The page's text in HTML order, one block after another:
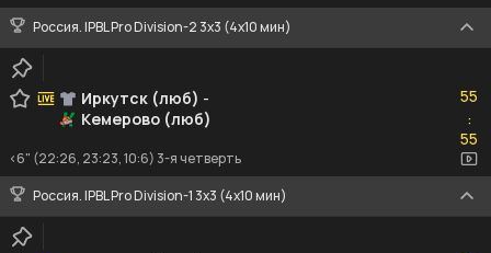
Россия. IPBL Pro Division-2 3x3 (4x10 мин)
Иркутск (люб) -
Кемерово (люб)
55
:55
55
<6" (22:26, 23:23, 10:6) 3-я четверть
Россия. IPBL Pro Division-1 3x3 (4x10 мин)